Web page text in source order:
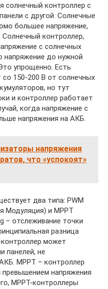
солнечный контроллер с
с другой. Солнечные
большее напряжение,
контроллер,
с солнечных
напряжение до нужной
упрощенно. Есть
150-200 В от солнечных
но тут
и контроллер работает
когда напряжение с
напряжения на АКБ.
напряжения
что «успокоят»
два типа: PWM
и MPPT
– отслеживание точки
разница
может
панелей, не
MPPT – контроллер
напряжения
MPPT-контроллеры